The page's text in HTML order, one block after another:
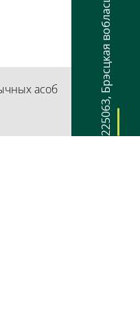
225063
,
Брэсцкая вобласць
асоб